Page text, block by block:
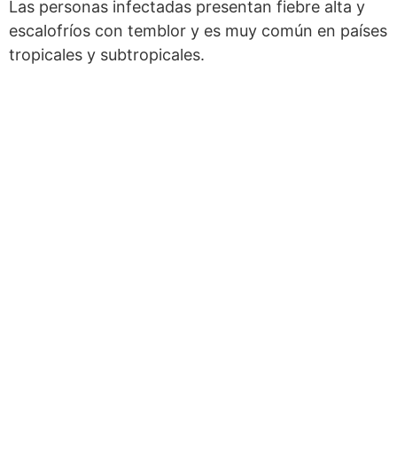
Las personas infectadas presentan fiebre alta y
escalofríos con temblor y es muy común en países
tropicales y subtropicales.